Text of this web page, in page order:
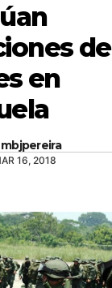
de
en
mbjpereira
16, 2018